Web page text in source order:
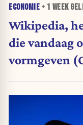
ECONOMIE • 1 WEEK
Wikipedia,
die vandaag
vormgeven